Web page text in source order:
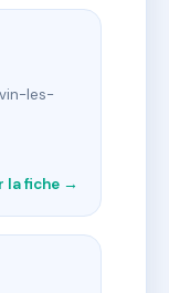
les-
la fiche →